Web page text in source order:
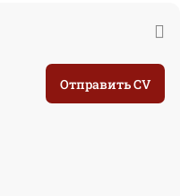
Отправить CV